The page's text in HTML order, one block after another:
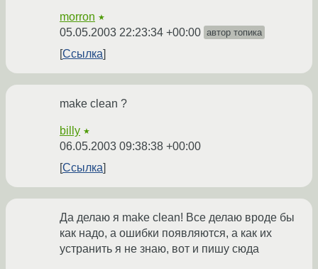
morron ★
05.05.2003 22:23:34 +00:00 автор топика
Ссылка
make clean ?
billy ★
06.05.2003 09:38:38 +00:00
Ссылка
Да делаю я make clean! Все делаю вроде бы
как надо, а ошибки появляются, а как их
устранить я не знаю, вот и пишу сюда